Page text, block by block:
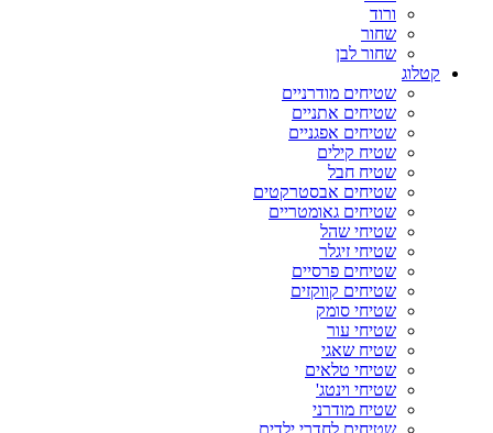
ורוד
שחור
שחור לבן
קטלוג
שטיחים מודרניים
שטיחים אתניים
שטיחים אפגניים
שטיח קילים
שטיח חבל
שטיחים אבסטרקטים
שטיחים גאומטריים
שטיחי שהל
שטיחי זיגלר
שטיחים פרסיים
שטיחים קווקזים
שטיחי סומק
שטיחי עור
שטיח שאגי
שטיחי טלאים
שטיחי וינטג'
שטיח מודרני